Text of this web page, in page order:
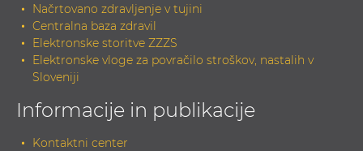
Načrtovano zdravljenje v tujini
Centralna baza zdravil
Elektronske storitve ZZZS
Elektronske vloge za povračilo stroškov, nastalih v
Sloveniji
Informacije in publikacije
Kontaktni center